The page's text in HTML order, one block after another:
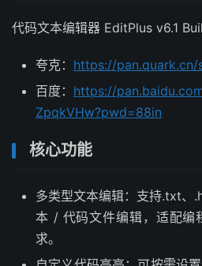
代码文本编辑器 EditPlus v6.1
夸克： https://
百度： https://
ZpqkVHw?pwd=88in
核心功能
多类型文本编辑：支持.txt、
本 / 代码文件编辑，适配编
求。